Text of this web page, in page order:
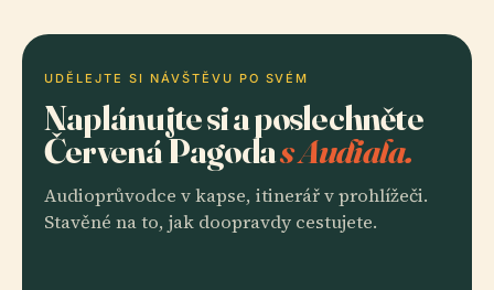
UDĚLEJTE SI NÁVŠTĚVU PO SVÉM
Naplánujte si a poslechněte
Červená Pagodas Audiala.
Audioprůvodce v kapse, itinerář v prohlížeči.
Stavěné na to, jak doopravdy cestujete.